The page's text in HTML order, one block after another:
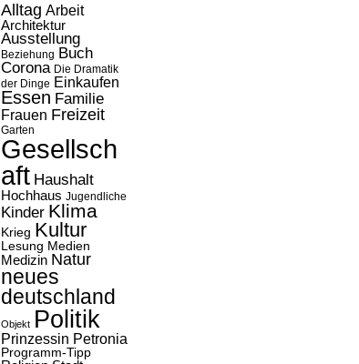
Alltag Arbeit
Architektur
Ausstellung
Beziehung Buch
Corona Die Dramatik
der Dinge Einkaufen
Essen Familie
Frauen Freizeit
Garten
Gesellsch
aft Haushalt
Hochhaus Jugendliche
Kinder Klima
Krieg Kultur
Lesung Medien
Medizin Natur
neues
deutschland
Objekt Politik
Prinzessin Petronia
Programm-Tipp